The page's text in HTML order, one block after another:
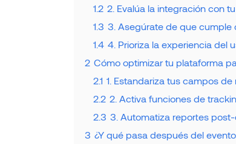
1.2 2. Evalúa la integración con
1.3 3. Asegúrate de que
1.4 4. Prioriza la experiencia del
2 Cómo optimizar tu plataforma
2.1 1. Estandariza tus campos
2.2 2. Activa funciones de
2.3 3. Automatiza reportes
3 ¿Y qué pasa después del